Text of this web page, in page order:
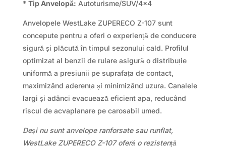
* Tip Anvelopă: Autoturisme/SUV/4×4
Anvelopele WestLake ZUPERECO Z-107 sunt
concepute pentru a oferi o experiență de conducere
sigură și plăcută în timpul sezonului cald. Profilul
optimizat al benzii de rulare asigură o distribuție
uniformă a presiunii pe suprafața de contact,
maximizând aderența și minimizând uzura. Canalele
largi și adânci evacuează eficient apa, reducând
riscul de acvaplanare pe carosabil umed.
Deși nu sunt anvelope ranforsate sau runflat,
WestLake ZUPERECO Z-107 oferă o rezistență